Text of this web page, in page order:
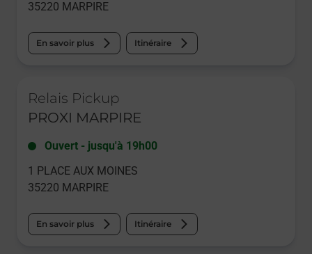
35220 MARPIRE
En savoir plus Itinéraire
Relais Pickup
PROXI MARPIRE
Ouvert - jusqu'à 19h00
1 PLACE AUX MOINES
35220 MARPIRE
En savoir plus Itinéraire